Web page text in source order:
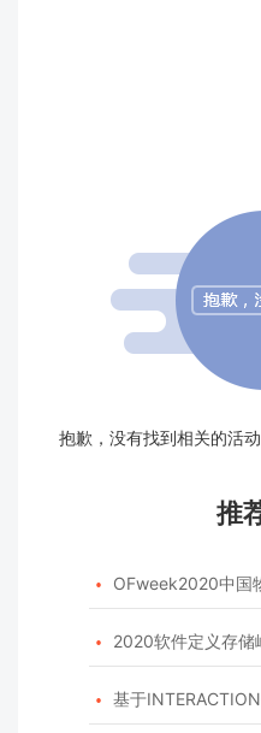
抱歉，没有找到相关的活
推
 OFweek2020中国
 2020软件定义存储
 基于INTERACTION数